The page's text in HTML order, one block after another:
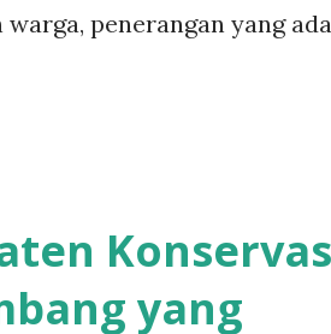
penerangan yang
penerangan dan
ini menunjukkan adanya
yang